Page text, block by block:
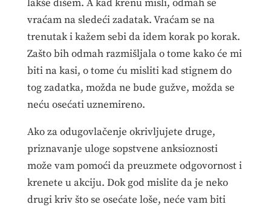
lakše dišem. A kad krenu misli, odmah se
vraćam na sledeći zadatak. Vraćam se na
trenutak i kažem sebi da idem korak po korak.
Zašto bih odmah razmišljala o tome kako će mi
biti na kasi, o tome ću misliti kad stignem do
tog zadatka, možda ne bude gužve, možda se
neću osećati uznemireno.
Ako za odugovlačenje okrivljujete druge,
priznavanje uloge sopstvene anksioznosti
može vam pomoći da preuzmete odgovornost i
krenete u akciju. Dok god mislite da je neko
drugi kriv što se osećate loše, neće vam biti